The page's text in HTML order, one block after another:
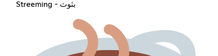
Streeming - بثوث